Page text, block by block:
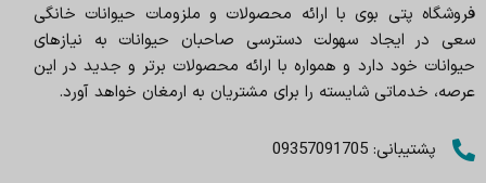
فروشگاه پتی بوی با ارائه محصولات و ملزومات حیوانات خانگی
سعی در ایجاد سهولت دسترسی صاحبان حیوانات به نیازهای
حیوانات خود دارد و همواره با ارائه محصولات برتر و جدید در این
عرصه، خدماتی شایسته را برای مشتریان به ارمغان خواهد آورد.
پشتیبانی: 09357091705